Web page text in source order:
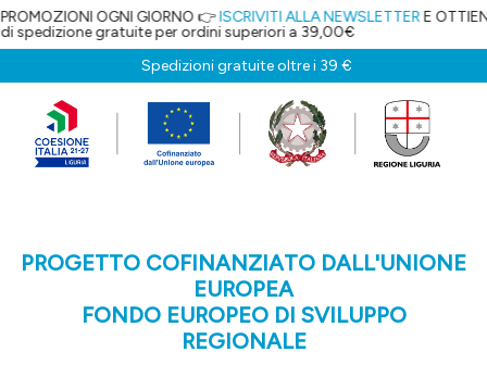
GIORNO 👉ISCRIVITI ALLA NEWSLETTERE OTTIENI IL 5% DI
per ordini superiori a 39,00€
Spedizioni gratuite oltre i 39 €
PROGETTO COFINANZIATO DALL'UNIONE
EUROPEA
FONDO EUROPEO DI SVILUPPO
REGIONALE